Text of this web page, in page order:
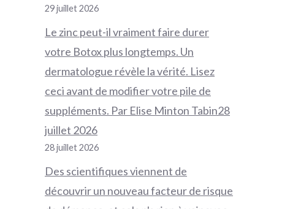
29 juillet 2026
Le zinc peut-il vraiment faire durer
votre Botox plus longtemps. Un
dermatologue révèle la vérité. Lisez
ceci avant de modifier votre pile de
suppléments. Par Elise Minton Tabin28
juillet 2026
28 juillet 2026
Des scientifiques viennent de
découvrir un nouveau facteur de risque